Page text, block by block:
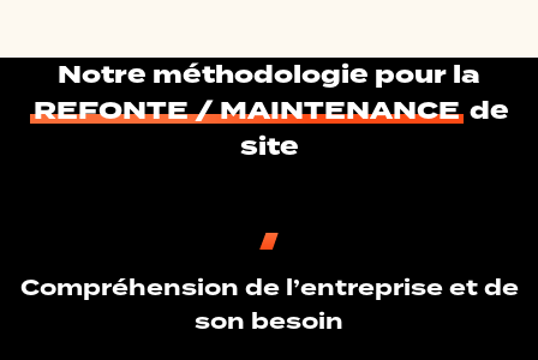
Notre méthodologie pour la
REFONTE / MAINTENANCEde
site
Compréhension de l’entreprise et de
son besoin